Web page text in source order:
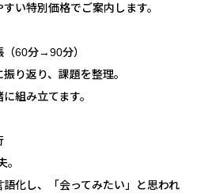
い特別価格でご案内します。
（60分→90分）
り返り、課題を整理。
組み立てます。
。
化し、「会ってみたい」と思われ